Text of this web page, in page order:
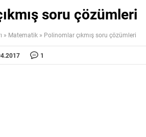
soru çözümleri
» Matematik » Polinomlar çıkmış soru çözümleri
1